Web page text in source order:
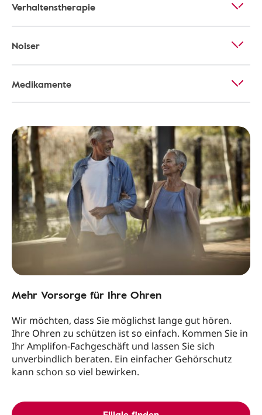
Verhaltenstherapie
Noiser
Medikamente
Mehr Vorsorge für Ihre Ohren
Wir möchten, dass Sie möglichst lange gut hören.
Ihre Ohren zu schützen ist so einfach. Kommen Sie in
Ihr Amplifon-Fachgeschäft und lassen Sie sich
unverbindlich beraten. Ein einfacher Gehörschutz
kann schon so viel bewirken.